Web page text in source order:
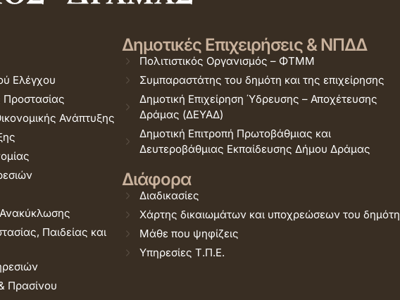
Ελέγχου
Προστασίας
Ανάπτυξης
Παιδείας και
Πρασίνου
Δημοτικές Επιχειρήσεις & ΝΠΔΔ
Πολιτιστικός Οργανισμός – ΦΤΜΜ
Συμπαραστάτης του δημότη και της επιχείρησης
Δημοτική Επιχείρηση Ύδρευσης – Αποχέτευσης
Δράμας (ΔΕΥΑΔ)
Δημοτική Επιτροπή Πρωτοβάθμιας και
Δευτεροβάθμιας Εκπαίδευσης Δήμου Δράμας
Διάφορα
Διαδικασίες
Χάρτης δικαιωμάτων και υποχρεώσεων του δημότη
Μάθε που ψηφίζεις
Υπηρεσίες Τ.Π.Ε.